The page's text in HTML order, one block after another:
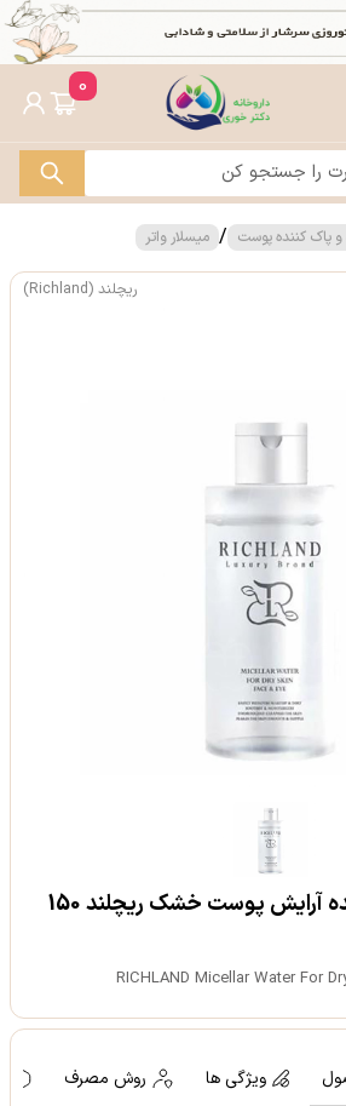
0
و پاک کننده پوست / میسلار واتر
ریچلند (Richland)
میسلار واتر پاک کننده آرایش پوست خشک ریچلند 150
RICHLAND Micellar Water For
ویژگی ها روش مصرف